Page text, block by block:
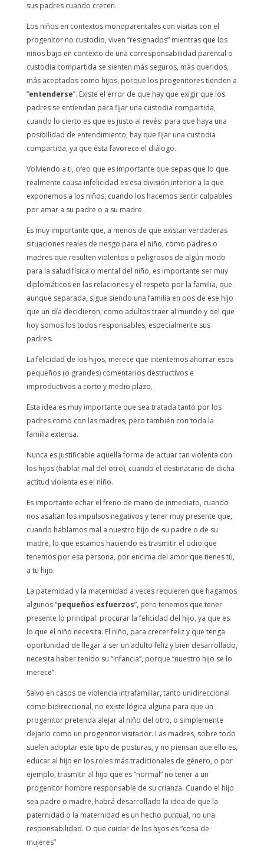
sus padres cuando crecen.
Los niños en contextos monoparentales con visitas con el
progenitor no custodio, viven “resignados” mientras que los
niños bajo en contexto de una corresponsabilidad parental o
custodia compartida se sienten más seguros, más queridos,
más aceptados como hijos, porque los progenitores tienden a
“entenderse”. Existe el error de que hay que exigir que los
padres se entiendan para fijar una custodia compartida,
cuando lo cierto es que es justo al revés: para que haya una
posibilidad de entendimiento, hay que fijar una custodia
compartida, ya que ésta favorece el diálogo.
Volviendo a ti, creo que es importante que sepas que lo que
realmente causa infelicidad es esa división interior a la que
exponemos a los niños, cuando los hacemos sentir culpables
por amar a su padre o a su madre.
Es muy importante que, a menos de que existan verdaderas
situaciones reales de riesgo para el niño, como padres o
madres que resulten violentos o peligrosos de algún modo
para la salud física o mental del niño, es importante ser muy
diplomáticos en las relaciones y el respeto por la familia, que
aunque separada, sigue siendo una familia en pos de ese hijo
que un día decidieron, como adultos traer al mundo y del que
hoy somos los todos responsables, especialmente sus
padres.
La felicidad de los hijos, merece que intentemos ahorrar esos
pequeños (o grandes) comentarios destructivos e
improductivos a corto y medio plazo.
Esta idea es muy importante que sea tratada tanto por los
padres como con las madres, pero también con toda la
familia extensa.
Nunca es justificable aquella forma de actuar tan violenta con
los hijos (hablar mal del otro), cuando el destinatario de dicha
actitud violenta es el niño.
Es importante echar el freno de mano de inmediato, cuando
nos asaltan los impulsos negativos y tener muy presente que,
cuando hablamos mal a nuestro hijo de su padre o de su
madre, lo que estamos haciendo es trasmitir el odio que
tenemos por esa persona, por encima del amor que tienes tú,
a tu hijo.
La paternidad y la maternidad a veces requieren que hagamos
algunos “pequeños esfuerzos”, pero tenemos que tener
presente lo principal: procurar la felicidad del hijo, ya que es
lo que el niño necesita. El niño, para crecer feliz y que tenga
oportunidad de llegar a ser un adulto feliz y bien desarrollado,
necesita haber tenido su “infancia”, porque “nuestro hijo se lo
merece”.
Salvo en casos de violencia intrafamiliar, tanto unidireccional
como bidireccional, no existe lógica alguna para que un
progenitor pretenda alejar al niño del otro, o simplemente
dejarlo como un progenitor visitador. Las madres, sobre todo
suelen adoptar este tipo de posturas, y no piensan que ello es,
educar al hijo en los roles más tradicionales de género, o por
ejemplo, trasmitir al hijo que es “normal” no tener a un
progenitor hombre responsable de su crianza. Cuando el hijo
sea padre o madre, habrá desarrollado la idea de que la
paternidad o la maternidad es un hecho puntual, no una
responsabilidad. O que cuidar de los hijos es “cosa de
mujeres”